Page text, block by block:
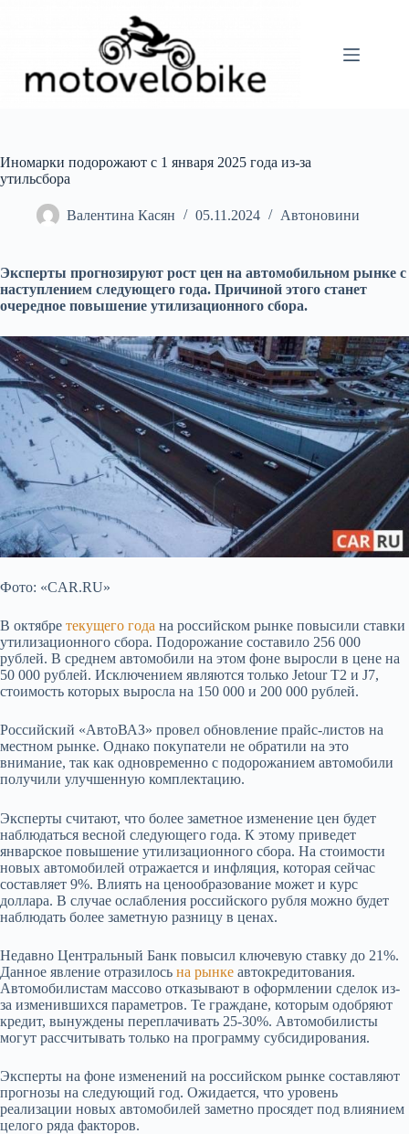
Иномарки подорожают с 1 января 2025 года из-за
утильсбора
Валентина Касян 05.11.2024 Автоновини
Эксперты прогнозируют рост цен на автомобильном рынке с
наступлением следующего года. Причиной этого станет
очередное повышение утилизационного сбора.
Фото: «CAR.RU»
В октябре текущего года на российском рынке повысили ставки
утилизационного сбора. Подорожание составило 256 000
рублей. В среднем автомобили на этом фоне выросли в цене на
50 000 рублей. Исключением являются только Jetour T2 и J7,
стоимость которых выросла на 150 000 и 200 000 рублей.
Российский «АвтоВАЗ» провел обновление прайс-листов на
местном рынке. Однако покупатели не обратили на это
внимание, так как одновременно с подорожанием автомобили
получили улучшенную комплектацию.
Эксперты считают, что более заметное изменение цен будет
наблюдаться весной следующего года. К этому приведет
январское повышение утилизационного сбора. На стоимости
новых автомобилей отражается и инфляция, которая сейчас
составляет 9%. Влиять на ценообразование может и курс
доллара. В случае ослабления российского рубля можно будет
наблюдать более заметную разницу в ценах.
Недавно Центральный Банк повысил ключевую ставку до 21%.
Данное явление отразилось на рынке автокредитования.
Автомобилистам массово отказывают в оформлении сделок из-
за изменившихся параметров. Те граждане, которым одобряют
кредит, вынуждены переплачивать 25-30%. Автомобилисты
могут рассчитывать только на программу субсидирования.
Эксперты на фоне изменений на российском рынке составляют
прогнозы на следующий год. Ожидается, что уровень
реализации новых автомобилей заметно просядет под влиянием
целого ряда факторов.